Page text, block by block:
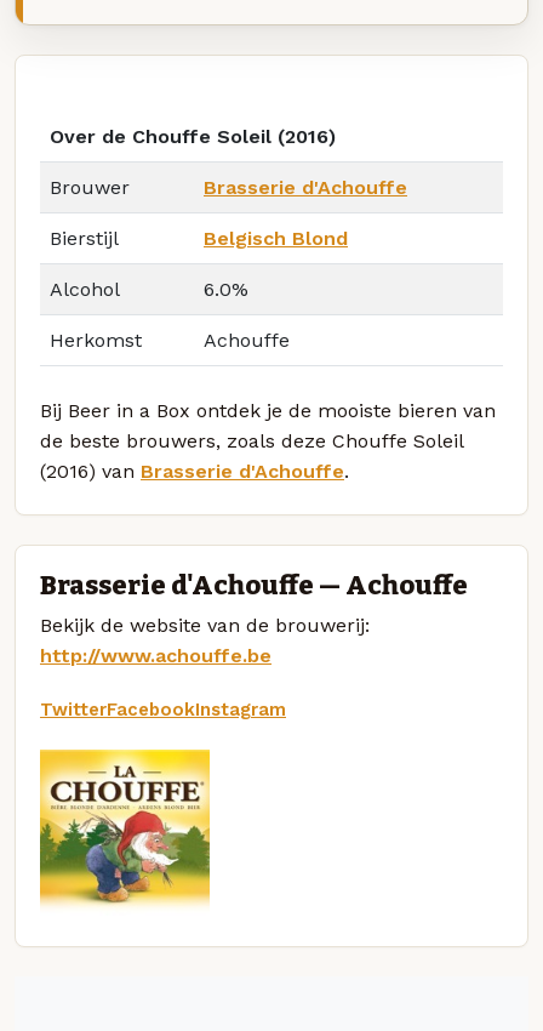
Over de Chouffe Soleil (2016)
Brouwer Brasserie d'Achouffe
Bierstijl Belgisch Blond
Alcohol 6.0%
Herkomst Achouffe
Bij Beer in a Box ontdek je de mooiste bieren van
de beste brouwers, zoals deze Chouffe Soleil
(2016) van Brasserie d'Achouffe.
Brasserie d'Achouffe — Achouffe
Bekijk de website van de brouwerij:
http://www.achouffe.be
TwitterFacebookInstagram